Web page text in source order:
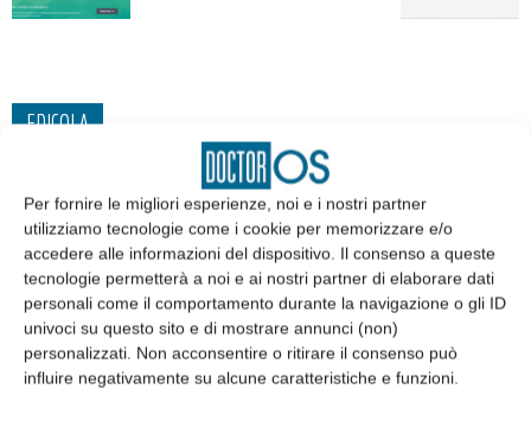
Per fornire le migliori esperienze, noi e i nostri partner
utilizziamo tecnologie come i cookie per memorizzare e/o
accedere alle informazioni del dispositivo. Il consenso a queste
tecnologie permetterà a noi e ai nostri partner di elaborare dati
personali come il comportamento durante la navigazione o gli ID
univoci su questo sito e di mostrare annunci (non)
personalizzati. Non acconsentire o ritirare il consenso può
influire negativamente su alcune caratteristiche e funzioni.
EDICOLA